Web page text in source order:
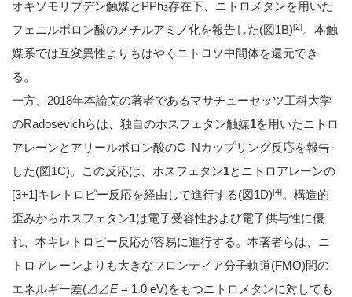
オキソモリブデン触媒とPPh3存在下、ニトロメタンを用いた
フェニルボロン酸のメチルアミノ化を報告した(図1B)[2]。本触
媒系では互変異性よりもはやくニトロソ中間体を還元でき
る。
一方、2018年本論文の著者であるマサチューセッツ工科大学
のRadosevichらは、独自のホスフェタン触媒1を用いたニトロ
アレーンとアリールボロン酸のC–Nカップリング反応を報告
した(図1C)。この反応は、ホスフェタン1とニトロアレーンの
[3+1]キレトロピー反応を経由して進行する(図1D)[4]。構造的
歪みからホスフェタン1は電子受容性および電子供与性に優
れ、本キレトロピー反応が容易に進行する。本著者らは、ニ
トロアレーンよりも大きなフロンティア分子軌道(FMO)間の
エネルギー差(⊿⊿E = 1.0 eV)をもつニトロメタンに対しても